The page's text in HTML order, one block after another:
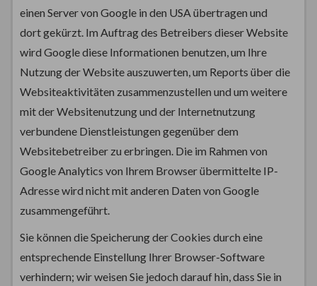
einen Server von Google in den USA übertragen und
dort gekürzt. Im Auftrag des Betreibers dieser Website
wird Google diese Informationen benutzen, um Ihre
Nutzung der Website auszuwerten, um Reports über die
Websiteaktivitäten zusammenzustellen und um weitere
mit der Websitenutzung und der Internetnutzung
verbundene Dienstleistungen gegenüber dem
Websitebetreiber zu erbringen. Die im Rahmen von
Google Analytics von Ihrem Browser übermittelte IP-
Adresse wird nicht mit anderen Daten von Google
zusammengeführt.
Sie können die Speicherung der Cookies durch eine
entsprechende Einstellung Ihrer Browser-Software
verhindern; wir weisen Sie jedoch darauf hin, dass Sie in